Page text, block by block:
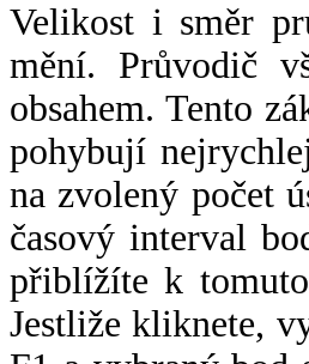
Velikost i směr
mění. Průvodič
obsahem. Tento
pohybují
na zvolený počet
časový interval
přiblížíte k
Jestliže kliknete,